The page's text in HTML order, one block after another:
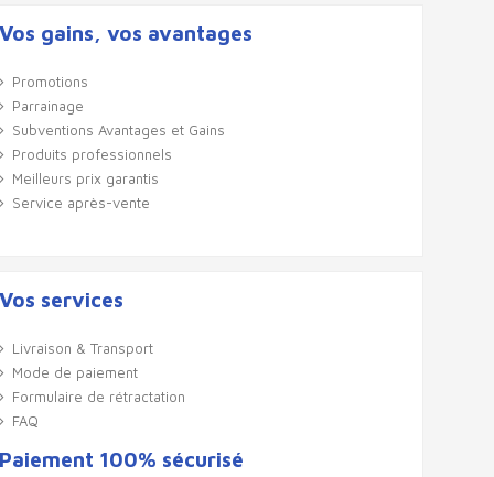
Vos gains, vos avantages
Promotions
Parrainage
Subventions Avantages et Gains
Produits professionnels
Meilleurs prix garantis
Service après-vente
Vos services
Livraison & Transport
Mode de paiement
Formulaire de rétractation
FAQ
Paiement 100% sécurisé